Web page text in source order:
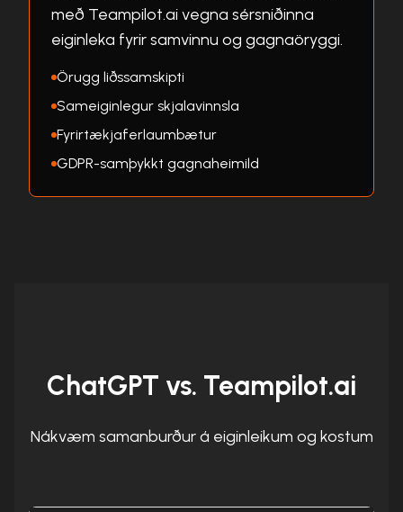
með Teampilot.ai vegna sérsniðinna
eiginleka fyrir samvinnu og gagnaöryggi.
Örugg liðssamskipti
Sameiginlegur skjalavinnsla
Fyrirtækjaferlaumbætur
GDPR-samþykkt gagnaheimild
ChatGPT vs. Teampilot.ai
Nákvæm samanburður á eiginleikum og kostum